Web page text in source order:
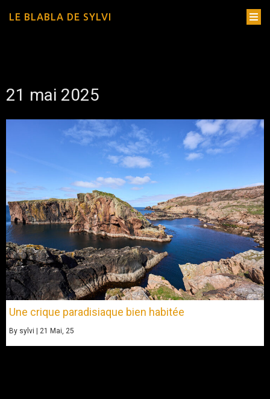
LE BLABLA DE SYLVI
21 mai 2025
Une crique paradisiaque bien habitée
By sylvi | 21 Mai, 25